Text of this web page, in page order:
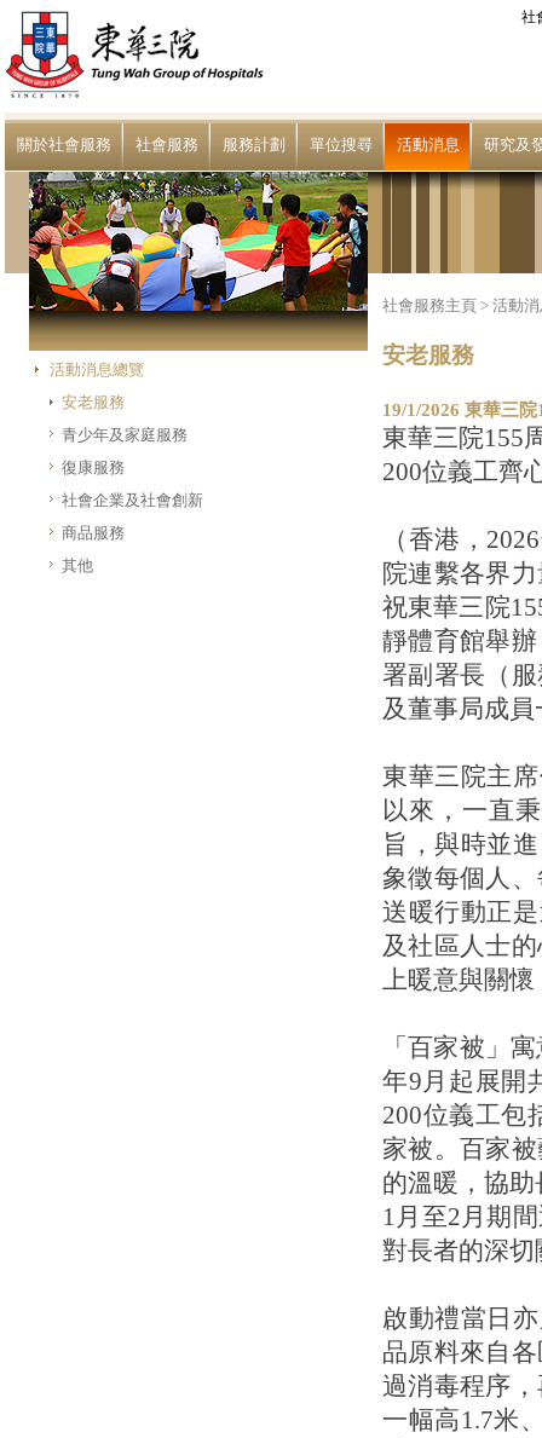
社
關於社會服務 社會服務 服務計劃 單位搜尋 活動消息 研究及
活動消息總覽
安老服務
青少年及家庭服務
復康服務
社會企業及社會創新
商品服務
其他
社會服務主頁 > 活動
安老服務
19/1/2026 東華三
東華三院155
200位義工齊
（香港，
院連繫各界
祝東華三院
靜體育館舉
署副署長（
及董事局成
東華三院主
以來，一直
旨，與時並
象徵每個人
送暖行動正
及社區人士
上暖意與關
「百家被」
年9月起展開
200位義工包
家被。百家
的溫暖，協
1月至2月期
對長者的深切
啟動禮當日
品原料來自
過消毒程序
一幅高1.7米